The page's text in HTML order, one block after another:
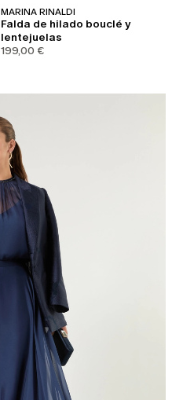
MARINA RINALDI
Falda de hilado bouclé y
lentejuelas
199,00 €